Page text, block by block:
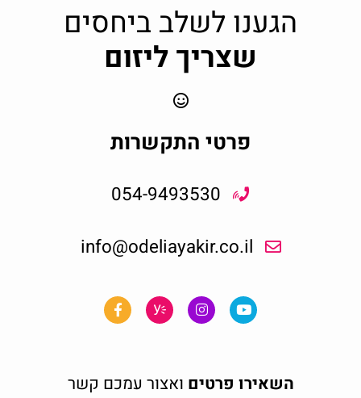
הגענו לשלב ביחסים
שצריך ליזום
פרטי התקשרות
054-9493530
info@odeliayakir.co.il
השאירו פרטים ואצור עמכם קשר